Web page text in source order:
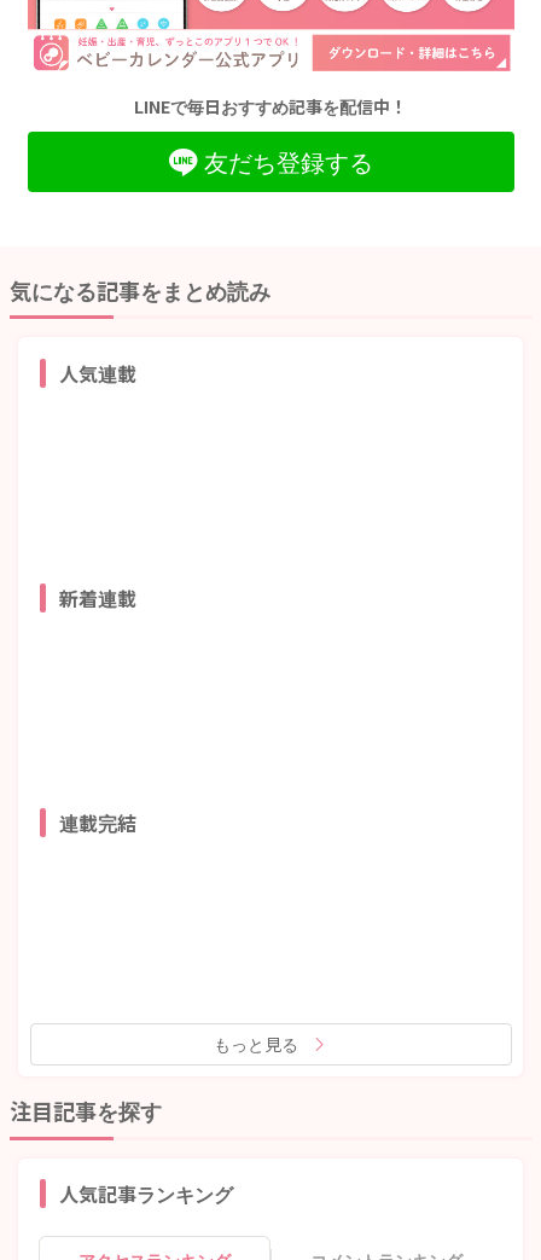
LINEで毎日おすすめ記事を配信中！
友だち登録する
気になる記事をまとめ読み
人気連載
新着連載
連載完結
もっと見る
注目記事を探す
人気記事ランキング